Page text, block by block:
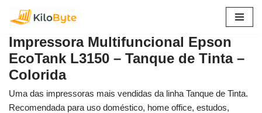
para
o
conteúdo
Impressora Multifuncional Epson
EcoTank L3150 – Tanque de Tinta –
Colorida
Uma das impressoras mais vendidas da linha Tanque de Tinta.
Recomendada para uso doméstico, home office, estudos,